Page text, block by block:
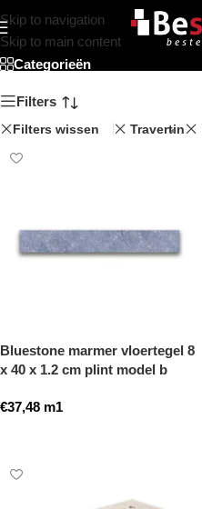
Skip to navigation
Skip to main content
Beststein
Categorieën
Filters
Filters wissen Travertin
Bluestone marmer vloertegel 8
x 40 x 1.2 cm plint model b
€37,48 m1